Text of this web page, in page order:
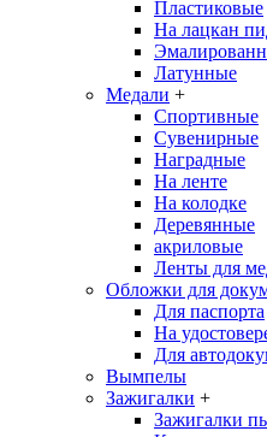
Пластиковые
На лацкан
Латунные
Медали +
Спортивные
Сувенирные
Наградные
На ленте
На колодке
Деревянные
акриловые
Ленты для
Обложки для
Для паспорта
На
Для
Вымпелы
Зажигалки +
Зажигалки